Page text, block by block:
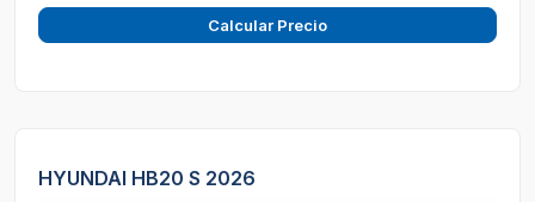
Calcular Precio
HYUNDAI HB20 S 2026